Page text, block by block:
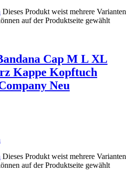
Dieses Produkt weist mehrere Varianten
auf der Produktseite gewählt
Cap M L XL
Kappe Kopftuch
Neu
Dieses Produkt weist mehrere Varianten
auf der Produktseite gewählt